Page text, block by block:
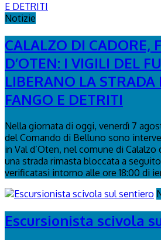
Notizie
CALALZO DI CADORE,
D’OTEN: I VIGILI DEL
LIBERANO LA STRADA
FANGO E DETRITI
Nella giornata di oggi, venerdì 7
del Comando di Belluno sono
in Val d’Oten, nel comune di Calalzo
una strada rimasta bloccata a
verificatasi intorno alle ore 18:00 di
Escursionista scivola